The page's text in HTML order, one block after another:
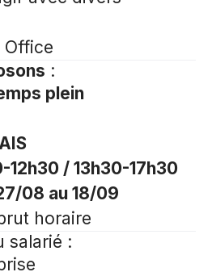
Office
:
plein
12h30 / 13h30-17h30
08 au 18/09
horaire
salarié :